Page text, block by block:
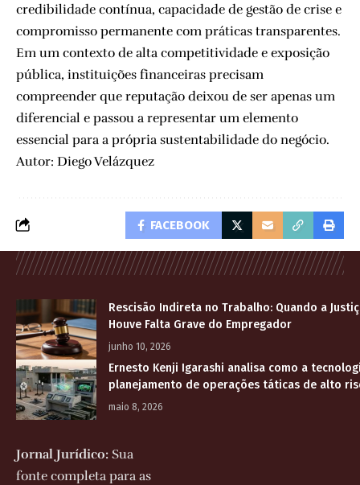
credibilidade contínua, capacidade de gestão de crise e
compromisso permanente com práticas transparentes.
Em um contexto de alta competitividade e exposição
pública, instituições financeiras precisam
compreender que reputação deixou de ser apenas um
diferencial e passou a representar um elemento
essencial para a própria sustentabilidade do negócio.
Autor: Diego Velázquez
FACEBOOK
Rescisão Indireta no Trabalho: Quando a
Houve Falta Grave do Empregador
junho 10, 2026
Ernesto Kenji Igarashi analisa como a
planejamento de operações táticas de alto
maio 8, 2026
Jornal Jurídico: Sua
fonte completa para as